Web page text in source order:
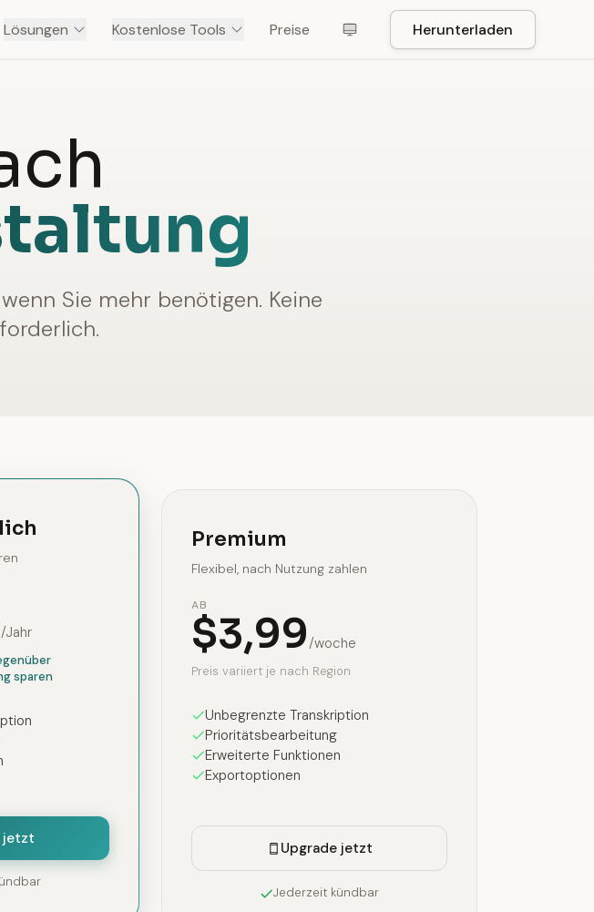
Lösungen Kostenlose Tools Preise Herunterladen
Sie mehr benötigen. Keine
/Jahr
sparen
jetzt
Premium
Flexibel, nach Nutzung zahlen
AB
$3,99/woche
Preis variiert je nach Region
Unbegrenzte Transkription
Prioritätsbearbeitung
Erweiterte Funktionen
Exportoptionen
Upgrade jetzt
Jederzeit kündbar